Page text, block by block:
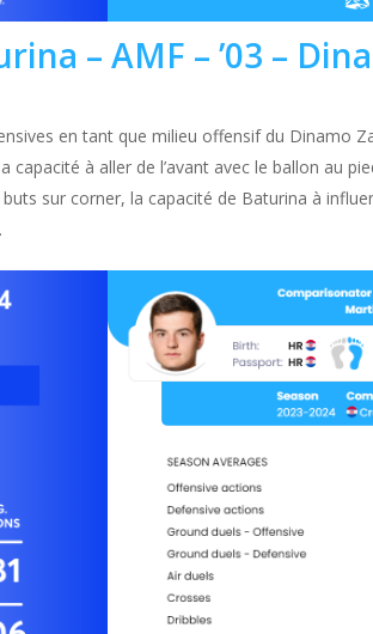
– AMF – ’03 –
en tant que milieu offensif du Dinamo
à aller de l’avant avec le ballon au
sur corner, la capacité de Baturina à